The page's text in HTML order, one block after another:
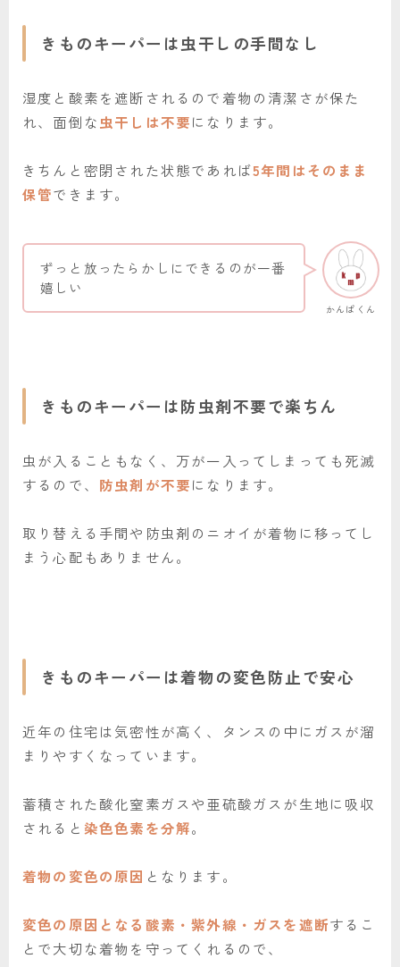
きものキーパーは虫干しの手間なし
湿度と酸素を遮断されるので着物の清潔さが保た
れ、面倒な 虫干しは不要になります。
きちんと密閉された状態であれば5年間はそのまま
保管できます。
かんぱくん
ずっと放ったらかしにできるのが一番
嬉しい
きものキーパーは防虫剤不要で楽ちん
虫が入ることもなく、万が一入ってしまっても死滅
するので、 防虫剤が不要になります。
取り替える手間や防虫剤のニオイが着物に移ってし
まう心配もありません。
きものキーパーは着物の変色防止で安心
近年の住宅は気密性が高く、タンスの中にガスが溜
まりやすくなっています。
蓄積された酸化窒素ガスや亜硫酸ガスが生地に吸収
されると 染色色素を分解。
着物の変色の原因 となります。
変色の原因となる酸素・紫外線・ガスを遮断するこ
とで大切な着物を守ってくれるので、